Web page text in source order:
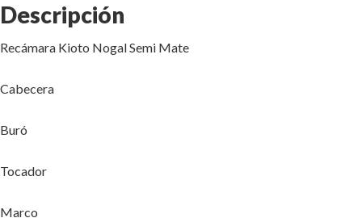
Descripción
Recámara Kioto Nogal Semi Mate
Cabecera
Buró
Tocador
Marco